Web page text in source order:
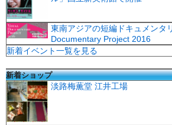
東南アジアの短編ドキュメンタ
Documentary Project 2016
新着イベント一覧を見る
新着ショップ
淡路梅薫堂 江井工場